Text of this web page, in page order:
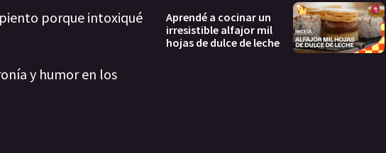
porque intoxiqué
y humor en los
Aprendé a cocinar un
irresistible alfajor mil
hojas de dulce de leche